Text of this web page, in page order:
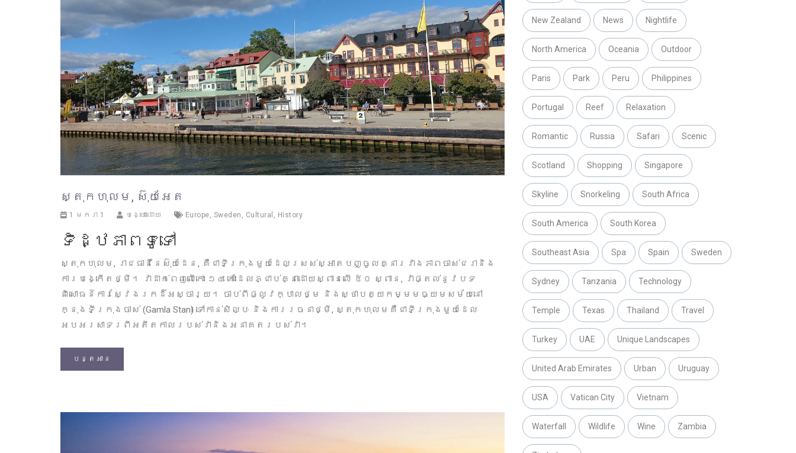
ស្តុកហុលម, ស៊ុយអែត
1 មករា 1 បង្ហោះដោយ Europe, Sweden , Cultural , History
ទិដ្ឋភាពទូទៅ
ស្តុកហុលម, រាជធានីនៃស៊ុយដែន, គឺជាទីក្រុងមួយដែលស្រស់ស្អាតបញ្ចូលគ្នារវាងភាពចាស់ជរានិង
ការបង្កើតថ្មី។ វាដាក់ពេញលើកោះ ១៤ កោះដែលភ្ជាប់គ្នាដោយស្ពានលើ ៥០ ស្ពាន, វាផ្តល់នូវបទ
ពិសោធន៍ការស្វែងរកដ៏អស្ចារ្យ។ ចាប់ពីផ្លូវក្បាលថ្ម និងស្ថាបត្យកម្មមធ្យមសម័យនៅ
ក្នុងទីក្រុងចាស់ (Gamla Stan) ទៅកាន់សិល្បៈ និងការរចនាថ្មី, ស្តុកហុលមគឺជាទីក្រុងមួយដែល
អបអរសាទរពីអតីតកាលរបស់វានិងអនាគតរបស់វា។
បន្តអាន
New Zealand News Nightlife
North America Oceania Outdoor
Paris Park Peru Philippines
Portugal Reef Relaxation
Romantic Russia Safari Scenic
Scotland Shopping Singapore
Skyline Snorkeling South Africa
South America South Korea
Southeast Asia Spa Spain Sweden
Sydney Tanzania Technology
Temple Texas Thailand Travel
Turkey UAE Unique Landscapes
United Arab Emirates Urban Uruguay
USA Vatican City Vietnam
Waterfall Wildlife Wine Zambia